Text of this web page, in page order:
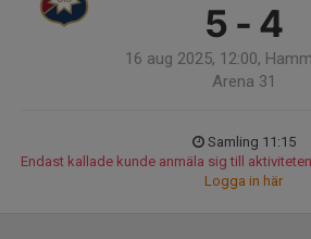
5 - 4
16 aug 2025, 12:00,
Arena 31
Samling 11:15
Endast kallade kunde anmäla sig till
Logga in här